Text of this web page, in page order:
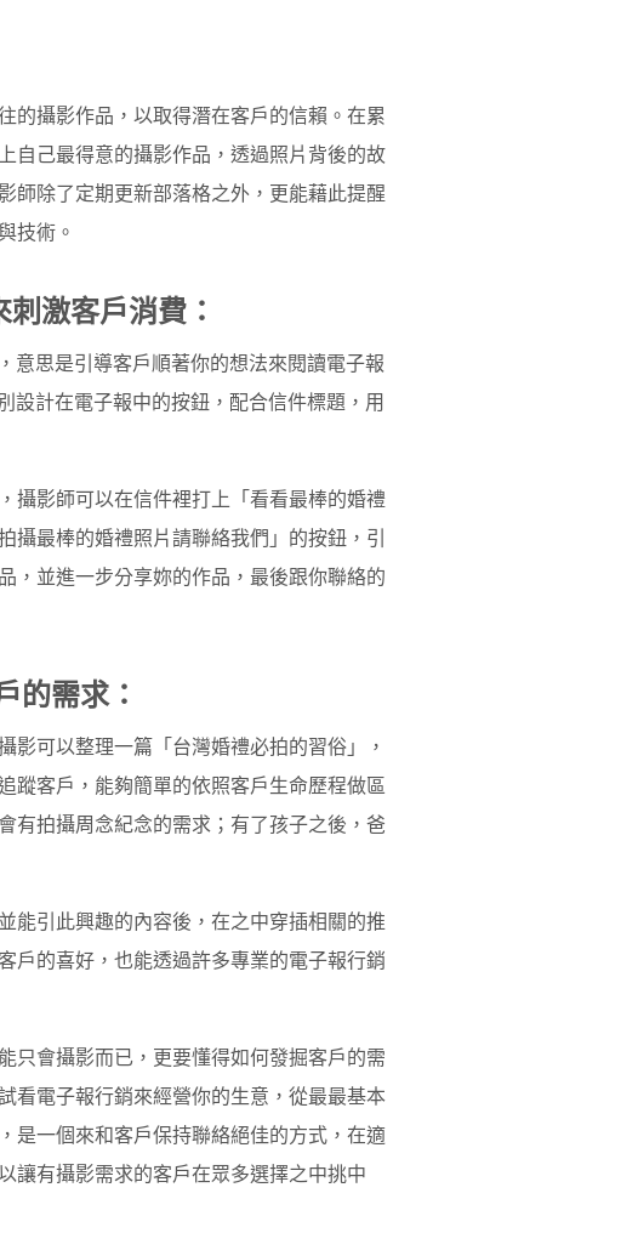
的攝影作品，以取得潛在客戶的信賴。在累
自己最得意的攝影作品，透過照片背後的故
師除了定期更新部落格之外，更能藉此提醒
技術。
激客戶消費：
意思是引導客戶順著你的想法來閱讀電子報
設計在電子報中的按鈕，配合信件標題，用
攝影師可以在信件裡打上「看看最棒的婚禮
攝最棒的婚禮照片請聯絡我們」的按鈕，引
，並進一步分享妳的作品，最後跟你聯絡的
的需求：
可以整理一篇「台灣婚禮必拍的習俗」，
蹤客戶，能夠簡單的依照客戶生命歷程做區
有拍攝周念紀念的需求；有了孩子之後，爸
能引此興趣的內容後，在之中穿插相關的推
戶的喜好，也能透過許多專業的電子報行銷
只會攝影而已，更要懂得如何發掘客戶的需
看電子報行銷來經營你的生意，從最最基本
是一個來和客戶保持聯絡絕佳的方式，在適
讓有攝影需求的客戶在眾多選擇之中挑中